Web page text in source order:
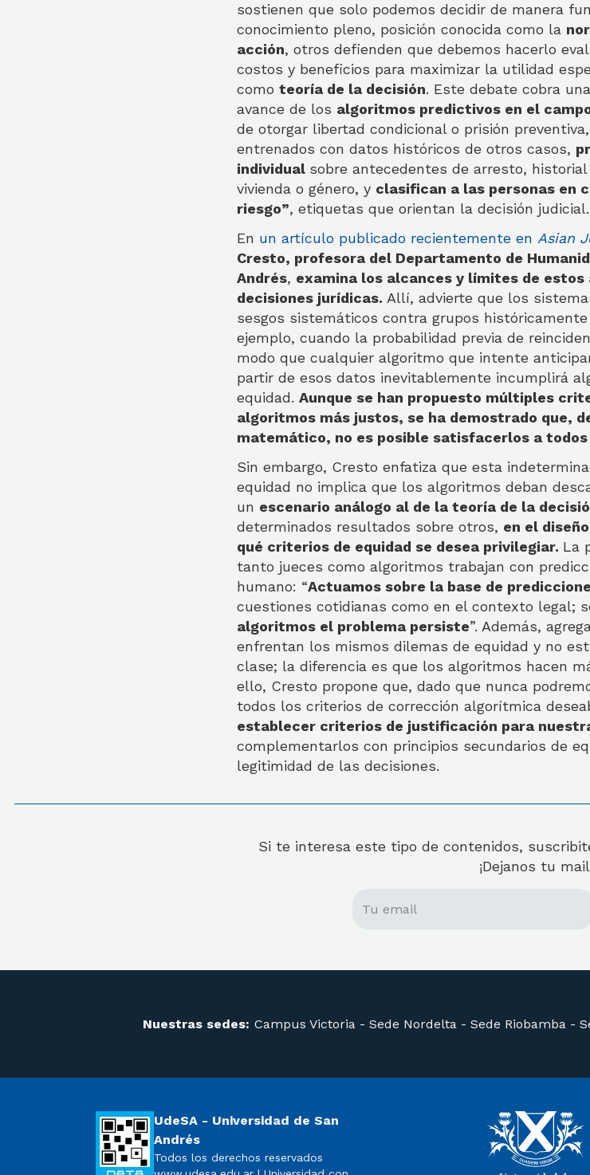
sostienen que solo podemos decidir de manera
conocimiento pleno, posición conocida como la
acción, otros defienden que debemos hacerlo
costos y beneficios para maximizar la utilidad
como teoría de la decisión. Este debate cobra
avance de los algoritmos predictivos en el
de otorgar libertad condicional o prisión
entrenados con datos históricos de otros casos,
individual sobre antecedentes de arresto,
vivienda o género, y clasifican a las personas en
riesgo”, etiquetas que orientan la decisión judicial.
En un artículo publicado recientemente en Asian
Cresto, profesora del Departamento de
Andrés, examina los alcances y límites de
decisiones jurídicas. Allí, advierte que los
sesgos sistemáticos contra grupos
ejemplo, cuando la probabilidad previa de
modo que cualquier algoritmo que intente
partir de esos datos inevitablemente incumplirá
equidad. Aunque se han propuesto múltiples
algoritmos más justos, se ha demostrado que,
matemático, no es posible satisfacerlos a
Sin embargo, Cresto enfatiza que esta
equidad no implica que los algoritmos deban
un escenario análogo al de la teoría de la
determinados resultados sobre otros, en el
qué criterios de equidad se desea privilegiar. La
tanto jueces como algoritmos trabajan con
humano: “Actuamos sobre la base de
cuestiones cotidianas como en el contexto legal;
algoritmos el problema persiste”. Además,
enfrentan los mismos dilemas de equidad y no
clase; la diferencia es que los algoritmos hacen
ello, Cresto propone que, dado que nunca
todos los criterios de corrección algorítmica
establecer criterios de justificación para
complementarlos con principios secundarios de
legitimidad de las decisiones.
Si te interesa este tipo de contenidos,
¡Dejanos tu
Nuestras sedes: Campus Victoria - Sede Nordelta - Sede Riobamba -
UdeSA - Universidad de San
Andrés
Todos los derechos reservados